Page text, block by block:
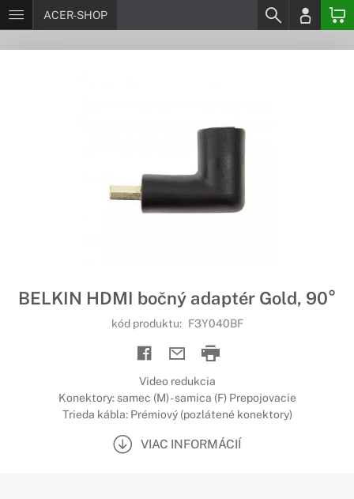
ACER-SHOP
BELKIN HDMI bočný adaptér Gold, 90°
kód produktu: F3Y040BF
Video redukcia
Konektory: samec (M) - samica (F) Prepojovacie
Trieda kábla: Prémiový (pozlátené konektory)
VIAC INFORMÁCIÍ